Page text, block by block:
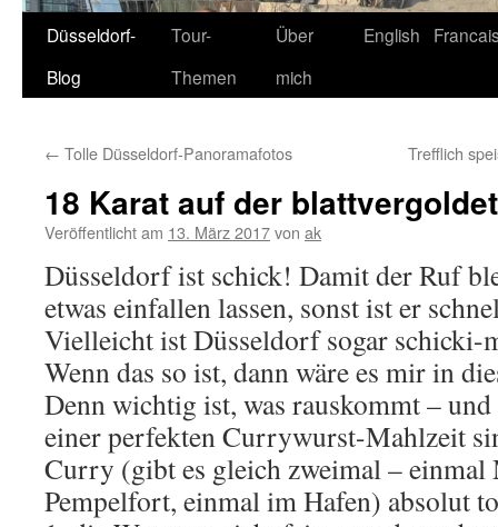
Düsseldorf-
Blog
Tour-
Themen
Über
mich
English
← Tolle Düsseldorf-Panoramafotos Trefflich
18 Karat auf der
Veröffentlicht am 13. März 2017von ak
Düsseldorf ist schick! Damit der Ruf
etwas einfallen lassen, sonst ist er
Vielleicht ist Düsseldorf sogar schicki-
Wenn das so ist, dann wäre es mir in
Denn wichtig ist, was rauskommt –
einer perfekten Currywurst-Mahlzeit
Curry (gibt es gleich zweimal – einmal
Pempelfort, einmal im Hafen) absolut